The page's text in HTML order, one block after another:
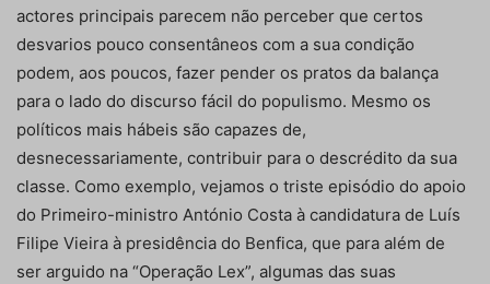
actores principais parecem não perceber que certos
desvarios pouco consentâneos com a sua condição
podem, aos poucos, fazer pender os pratos da balança
para o lado do discurso fácil do populismo. Mesmo os
políticos mais hábeis são capazes de,
desnecessariamente, contribuir para o descrédito da sua
classe. Como exemplo, vejamos o triste episódio do apoio
do Primeiro-ministro António Costa à candidatura de Luís
Filipe Vieira à presidência do Benfica, que para além de
ser arguido na “Operação Lex”, algumas das suas